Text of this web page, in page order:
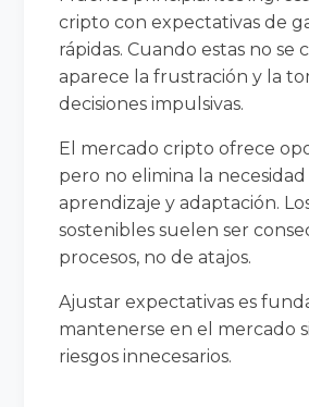
cripto con expectativas de
rápidas. Cuando estas no se
aparece la frustración y la
decisiones impulsivas.
El mercado cripto ofrece
pero no elimina la
aprendizaje y adaptación.
sostenibles suelen ser
procesos, no de atajos.
Ajustar expectativas es
mantenerse en el mercado
riesgos innecesarios.